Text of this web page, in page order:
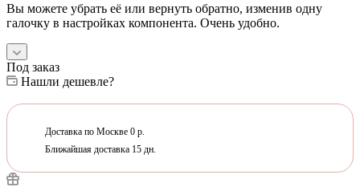
Вы можете убрать её или вернуть обратно, изменив одну
галочку в настройках компонента. Очень удобно.
Под заказ
Нашли дешевле?
Доставка по Москве 0 р.
Ближайшая доставка 15 дн.